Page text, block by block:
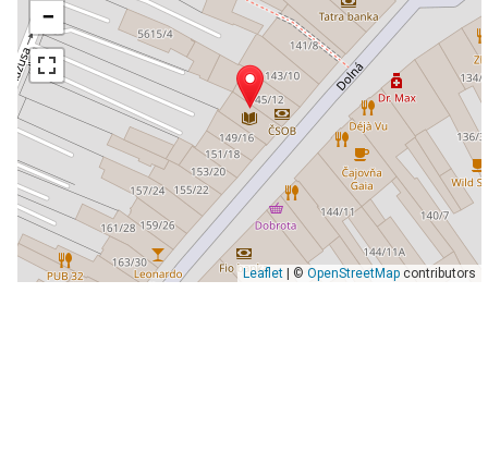
−
Leaflet| © OpenStreetMapcontributors